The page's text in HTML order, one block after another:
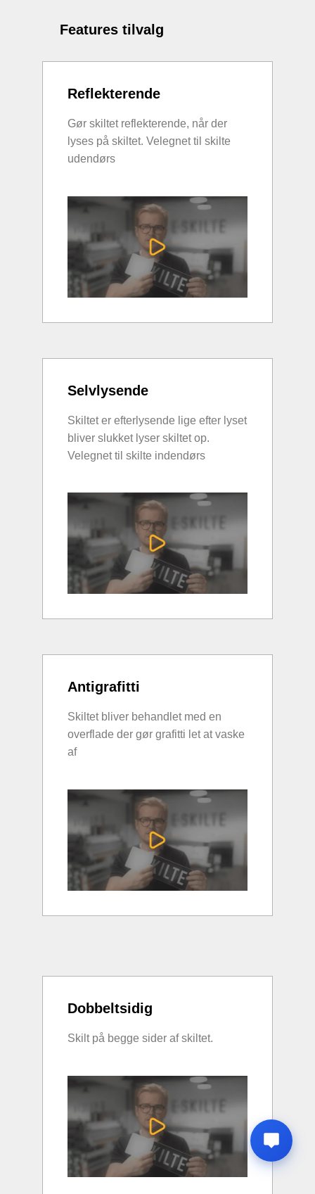
Features tilvalg
Reflekterende
Gør skiltet reflekterende, når der
lyses på skiltet. Velegnet til skilte
udendørs
Selvlysende
Skiltet er efterlysende lige efter lyset
bliver slukket lyser skiltet op.
Velegnet til skilte indendørs
Antigrafitti
Skiltet bliver behandlet med en
overflade der gør grafitti let at vaske
af
Dobbeltsidig
Skilt på begge sider af skiltet.